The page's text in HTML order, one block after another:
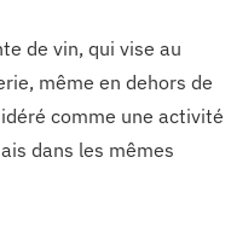
de vin, qui vise au
même en dehors de
comme une activité
dans les mêmes